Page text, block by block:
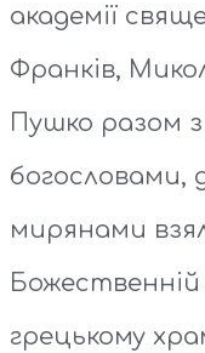
академії
Франків,
Пушко разом з
богословами,
мирянами
Божественній
грецькому